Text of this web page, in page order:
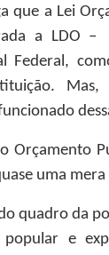
que a Lei
a LDO –
Federal,
Mas,
Orçamento
uma
quadro da
e